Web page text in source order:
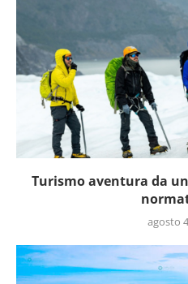
Turismo aventura da
agosto